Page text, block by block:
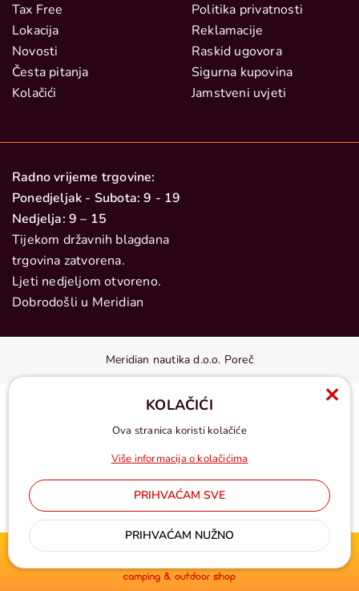
Tax Free
Lokacija
Novosti
Česta pitanja
Kolačići
Politika privatnosti
Reklamacije
Raskid ugovora
Sigurna kupovina
Jamstveni uvjeti
Radno vrijeme trgovine:
Ponedjeljak - Subota: 9 - 19
Nedjelja: 9 – 15
Tijekom državnih blagdana
trgovina zatvorena.
Ljeti nedjeljom otvoreno.
Dobrodošli u Meridian
Meridian nautika d.o.o. Poreč
Cijene u eurima, pdv uključen
KOLAČIĆI
Ova stranica koristi kolačiće
Više informacija o kolačićima
PRIHVAĆAM SVE
PRIHVAĆAM NUŽNO